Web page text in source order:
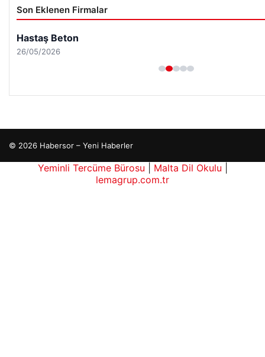
Son Eklenen Firmalar
Hastaş Beton
26/05/2026
© 2026 Habersor – Yeni Haberler
Yeminli Tercüme Bürosu Malta Dil Okulu
lemagrup.com.tr